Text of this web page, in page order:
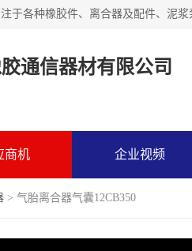
通信器材有限公司
商机 企业视频
> 气胎离合器气囊12CB350